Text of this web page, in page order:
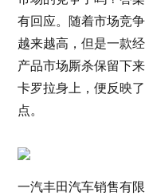
有回应。随着市场竞
越来越高，但是一款
产品市场厮杀保留下
卡罗拉身上，便反映
点。
一汽丰田汽车销售有